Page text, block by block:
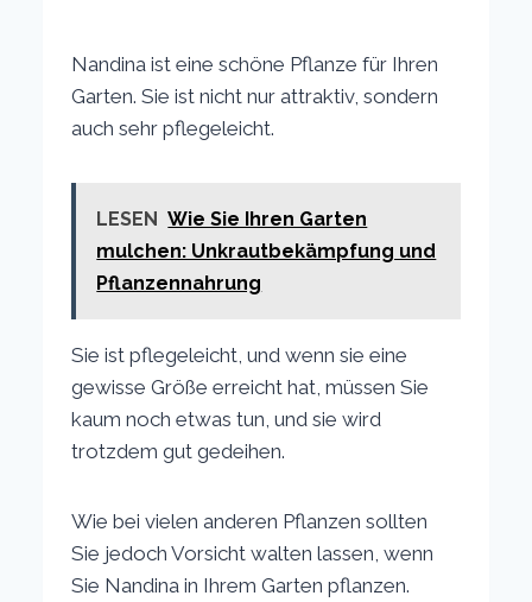
Nandina ist eine schöne Pflanze für Ihren
Garten. Sie ist nicht nur attraktiv, sondern
auch sehr pflegeleicht.
LESEN Wie Sie Ihren Garten
mulchen: Unkrautbekämpfung und
Pflanzennahrung
Sie ist pflegeleicht, und wenn sie eine
gewisse Größe erreicht hat, müssen Sie
kaum noch etwas tun, und sie wird
trotzdem gut gedeihen.
Wie bei vielen anderen Pflanzen sollten
Sie jedoch Vorsicht walten lassen, wenn
Sie Nandina in Ihrem Garten pflanzen.